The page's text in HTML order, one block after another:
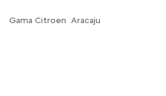
Gama Citroen Aracaju